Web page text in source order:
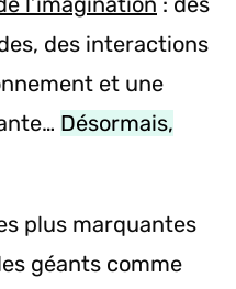
des interactions
et une
Désormais,
plus marquantes
géants comme